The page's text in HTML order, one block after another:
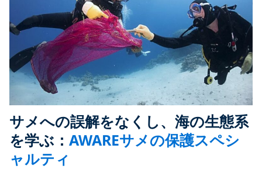
サメへの誤解をなくし、海の生態系
を学ぶ： AWAREサメの保護スペシ
ャルティ